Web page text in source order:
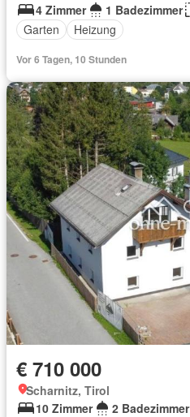
4 Zimmer
1 Badezimmer
Garten
Heizung
Vor 6 Tagen, 10 Stunden
€ 710 000
Scharnitz, Tirol
10 Zimmer
2 Badezimmer